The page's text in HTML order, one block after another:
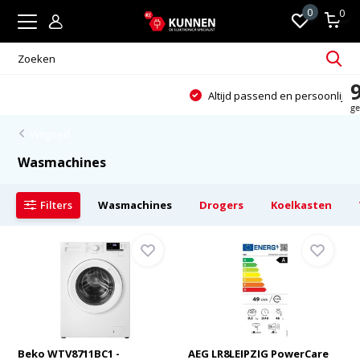
0 0
Altijd passend en persoonlijk advies
Wasmachines
Filters Wasmachines Drogers Koelkasten
Beko WTV8711BC1 - AEG LR8LEIPZIG PowerCare